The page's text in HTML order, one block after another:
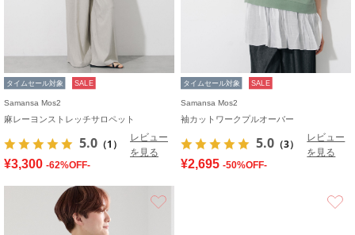
タイムセール対象 SALE
Samansa Mos2
麻レーヨンストレッチサロペット
5.0 （1）
レビュー
を見る
¥3,300 -62%OFF-
タイムセール対象 SALE
Samansa Mos2
袖カットワークプルオーバー
5.0 （3）
レビュー
を見る
¥2,695 -50%OFF-